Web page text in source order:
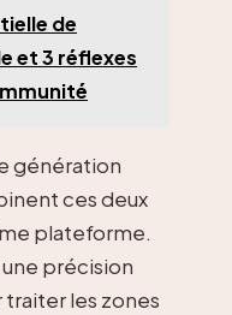
de
et 3 réflexes
génération
ces deux
plateforme.
précision
les zones